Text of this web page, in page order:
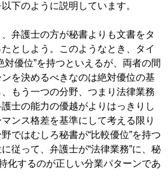
下のように説明しています。
弁護士の方が秘書よりも文書をタ
としよう。このようなとき、タイ
対優位”を持つといえるが、両者の間
を決めるべきなのは絶対優位の基
もう一つの分野、つまり法律業務
士の能力の優越がよりはっきりし
ンス格差を基準にして考える限り
ではむしろ秘書が“比較優位”を持つ
従って、弁護士が“法律業務”に、秘
化するのが正しい分業パターンであ